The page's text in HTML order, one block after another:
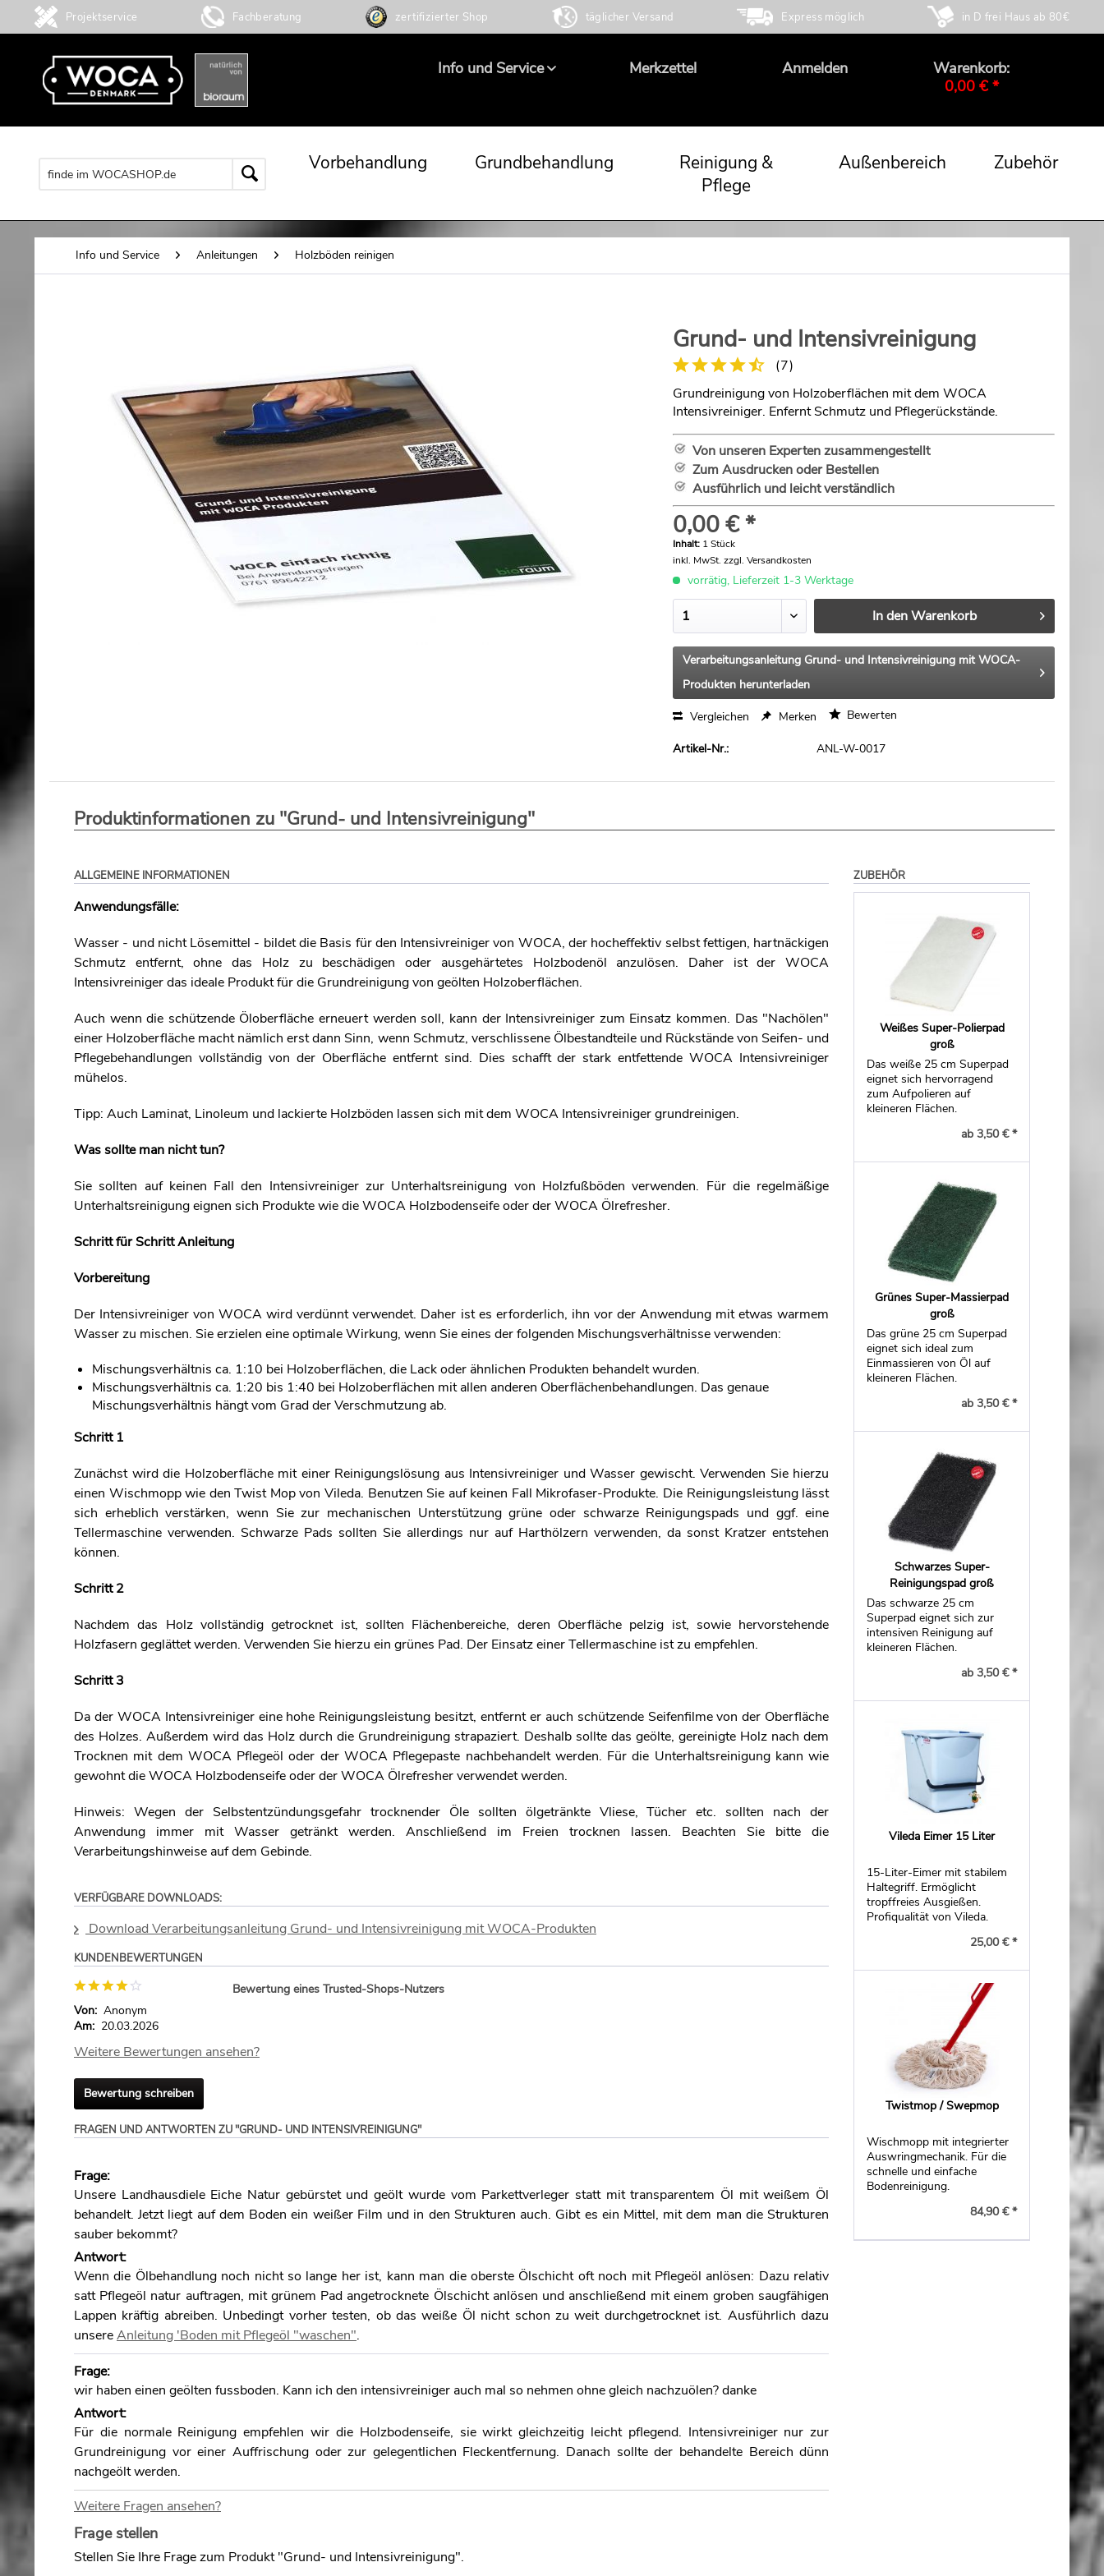
Projektservice Fachberatung zertifizierter Shop täglicher Versand Express möglich in D frei Haus ab 80€
Info und Service Merkzettel Anmelden
Warenkorb:
0,00 € *
Vorbehandlung Grundbehandlung
Reinigung &
Pflege
Außenbereich Zubehör
Info und Service Anleitungen Holzböden reinigen
Grund- und Intensivreinigung
(7)
Grundreinigung von Holzoberflächen mit dem WOCA
Intensivreiniger. Enfernt Schmutz und Pflegerückstände.
Von unseren Experten zusammengestellt
Zum Ausdrucken oder Bestellen
Ausführlich und leicht verständlich
0,00 € *
Inhalt: 1 Stück
inkl. MwSt. zzgl. Versandkosten
vorrätig, Lieferzeit 1-3 Werktage
In denWarenkorb
Verarbeitungsanleitung Grund- und Intensivreinigung mit WOCA-
Produkten herunterladen
Vergleichen Merken Bewerten
Artikel-Nr.: ANL-W-0017
Produktinformationen zu "Grund- und Intensivreinigung"
ALLGEMEINE INFORMATIONEN
Anwendungsfälle:
Wasser - und nicht Lösemittel - bildet die Basis für den Intensivreiniger von WOCA, der hocheffektiv selbst fettigen, hartnäckigen
Schmutz entfernt, ohne das Holz zu beschädigen oder ausgehärtetes Holzbodenöl anzulösen. Daher ist der WOCA
Intensivreiniger das ideale Produkt für die Grundreinigung von geölten Holzoberflächen.
Auch wenn die schützende Öloberfläche erneuert werden soll, kann der Intensivreiniger zum Einsatz kommen. Das "Nachölen"
einer Holzoberfläche macht nämlich erst dann Sinn, wenn Schmutz, verschlissene Ölbestandteile und Rückstände von Seifen- und
Pflegebehandlungen vollständig von der Oberfläche entfernt sind. Dies schafft der stark entfettende WOCA Intensivreiniger
mühelos.
Tipp: Auch Laminat, Linoleum und lackierte Holzböden lassen sich mit dem WOCA Intensivreiniger grundreinigen.
Was sollte man nicht tun?
Sie sollten auf keinen Fall den Intensivreiniger zur Unterhaltsreinigung von Holzfußböden verwenden. Für die regelmäßige
Unterhaltsreinigung eignen sich Produkte wie die WOCA Holzbodenseife oder der WOCA Ölrefresher.
Schritt für SchrittAnleitung
Vorbereitung
Der Intensivreiniger von WOCA wird verdünnt verwendet. Daher ist es erforderlich, ihn vor der Anwendung mit etwas warmem
Wasser zu mischen. Sie erzielen eine optimale Wirkung, wenn Sie eines der folgenden Mischungsverhältnisse verwenden:
Mischungsverhältnis ca. 1:10 bei Holzoberflächen, die Lack oder ähnlichen Produkten behandelt wurden.
Mischungsverhältnis ca. 1:20 bis 1:40 bei Holzoberflächen mit allen anderen Oberflächenbehandlungen. Das genaue
Mischungsverhältnis hängt vom Grad der Verschmutzung ab.
Schritt 1
Zunächst wird die Holzoberfläche mit einer Reinigungslösung aus Intensivreiniger und Wasser gewischt. Verwenden Sie hierzu
einen Wischmopp wie den Twist Mop von Vileda. Benutzen Sie auf keinen Fall Mikrofaser-Produkte. Die Reinigungsleistung lässt
sich erheblich verstärken, wenn Sie zur mechanischen Unterstützung grüne oder schwarze Reinigungspads und ggf. eine
Tellermaschine verwenden. Schwarze Pads sollten Sie allerdings nur auf Harthölzern verwenden, da sonst Kratzer entstehen
können.
Schritt 2
Nachdem das Holz vollständig getrocknet ist, sollten Flächenbereiche, deren Oberfläche pelzig ist, sowie hervorstehende
Holzfasern geglättet werden. Verwenden Sie hierzu ein grünes Pad. Der Einsatz einer Tellermaschine ist zu empfehlen.
Schritt 3
Da der WOCA Intensivreiniger eine hohe Reinigungsleistung besitzt, entfernt er auch schützende Seifenfilme von der Oberfläche
des Holzes. Außerdem wird das Holz durch die Grundreinigung strapaziert. Deshalb sollte das geölte, gereinigte Holz nach dem
Trocknen mit dem WOCA Pflegeöl oder der WOCA Pflegepaste nachbehandelt werden. Für die Unterhaltsreinigung kann wie
gewohnt die WOCA Holzbodenseife oder der WOCA Ölrefresher verwendet werden.
Hinweis: Wegen der Selbstentzündungsgefahr trocknender Öle sollten ölgetränkte Vliese, Tücher etc. sollten nach der
Anwendung immer mit Wasser getränkt werden. Anschließend im Freien trocknen lassen. Beachten Sie bitte die
Verarbeitungshinweise auf dem Gebinde.
VERFÜGBARE DOWNLOADS:
Download Verarbeitungsanleitung Grund- und Intensivreinigung mit WOCA-Produkten
KUNDENBEWERTUNGEN
Von: Anonym
Am: 20.03.2026
Bewertung eines Trusted-Shops-Nutzers
Weitere Bewertungen ansehen?
Bewertung schreiben
FRAGEN UND ANTWORTEN ZU "GRUND- UND INTENSIVREINIGUNG"
Frage:
Unsere Landhausdiele Eiche Natur gebürstet und geölt wurde vom Parkettverleger statt mit transparentem Öl mit weißem Öl
behandelt. Jetzt liegt auf dem Boden ein weißer Film und in den Strukturen auch. Gibt es ein Mittel, mit dem man die Strukturen
sauber bekommt?
Antwort:
Wenn die Ölbehandlung noch nicht so lange her ist, kann man die oberste Ölschicht oft noch mit Pflegeöl anlösen: Dazu relativ
satt Pflegeöl natur auftragen, mit grünem Pad angetrocknete Ölschicht anlösen und anschließend mit einem groben saugfähigen
Lappen kräftig abreiben. Unbedingt vorher testen, ob das weiße Öl nicht schon zu weit durchgetrocknet ist. Ausführlich dazu
unsereAnleitung 'Boden mit Pflegeöl "waschen".
Frage:
wir haben einen geölten fussboden. Kann ich den intensivreiniger auch mal so nehmen ohne gleich nachzuölen? danke
Antwort:
Für die normale Reinigung empfehlen wir die Holzbodenseife, sie wirkt gleichzeitig leicht pflegend. Intensivreiniger nur zur
Grundreinigung vor einer Auffrischung oder zur gelegentlichen Fleckentfernung. Danach sollte der behandelte Bereich dünn
nachgeölt werden.
Frage:
Sehr geehrte Damen und Herren, wie haben eine glänzenden lackierten Parkettboden, welcher wir regelmäßig mit Woca
Holzbodenseife behandeln. Unsere Frage ist, kann man diesen Parkettboden mit WOCA Ölrefresher natur vorher reinigen oder
welches Produkt benötigen wir, wenn wir anstatt Woca Holzbodenseife das Parkett mal entfetten bzw. Reinigen möchten und
Weitere Fragen ansehen?
Frage stellen
Stellen Sie Ihre Frage zum Produkt "Grund- und Intensivreinigung".
ZUBEHÖR
Weißes Super-Polierpad
groß
Das weiße 25 cm Superpad
eignet sich hervorragend
zum Aufpolieren auf
kleineren Flächen.
ab 3,50 € *
Grünes Super-Massierpad
groß
Das grüne 25 cm Superpad
eignet sich ideal zum
Einmassieren von Öl auf
kleineren Flächen.
ab 3,50 € *
Schwarzes Super-
Reinigungspad groß
Das schwarze 25 cm
Superpad eignet sich zur
intensiven Reinigung auf
kleineren Flächen.
ab 3,50 € *
Vileda Eimer 15 Liter
15-Liter-Eimer mit stabilem
Haltegriff. Ermöglicht
tropffreies Ausgießen.
Profiqualität von Vileda.
25,00 € *
Twistmop / Swepmop
Wischmopp mit integrierter
Auswringmechanik. Für die
schnelle und einfache
Bodenreinigung.
84,90 € *